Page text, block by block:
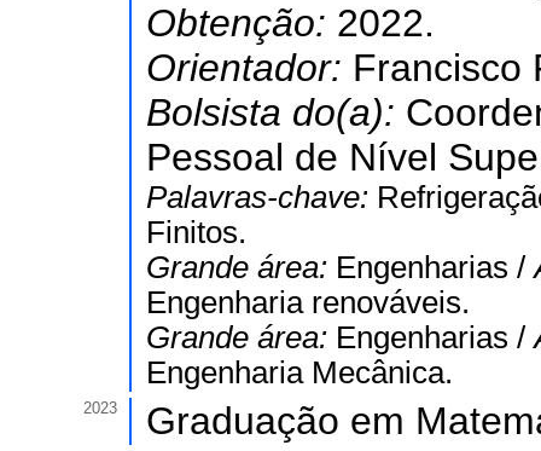
Obtenção: 2022.
Orientador: Francisco
Bolsista do(a):
Pessoal de Nível
Palavras-chave:
Finitos.
Grande área: Engenharias /
Engenharia renováveis.
Grande área: Engenharias /
Engenharia Mecânica.
2023 Graduação em